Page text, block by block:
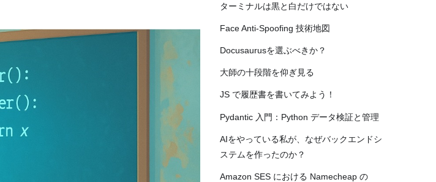
ターミナルは黒と白だけではない
Face Anti-Spoofing 技術地図
Docusaurusを選ぶべきか？
大師の十段階を仰ぎ見る
JS で履歴書を書いてみよう！
Pydantic 入門：Python データ検証と管理
AIをやっている私が、なぜバックエンドシ
ステムを作ったのか？
Amazon SES における Namecheap の